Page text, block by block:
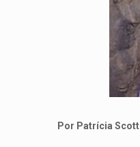
Por Patrícia Scott